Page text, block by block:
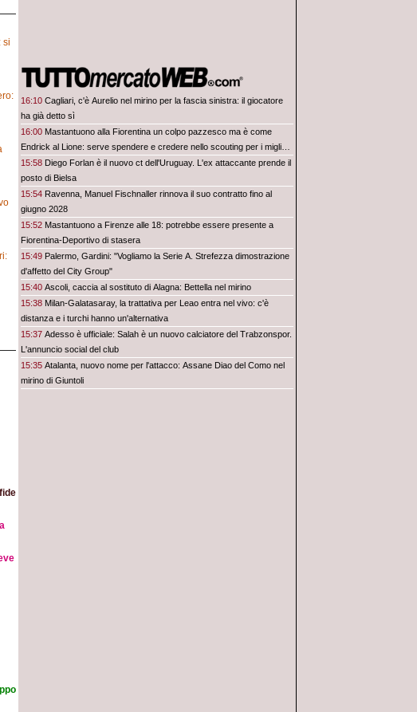
si
16:10 Cagliari, c'è Aurelio nel mirino per la fascia sinistra: il giocatore
ha già detto sì
16:00 Mastantuono alla Fiorentina un colpo pazzesco ma è come
Endrick al Lione: serve spendere e credere nello scouting per i migliori
talenti. Giovani italiani: attenzione perché qualcosa sta cambiando
davvero
15:58 Diego Forlan è il nuovo ct dell'Uruguay. L'ex attaccante prende il
posto di Bielsa
15:54 Ravenna, Manuel Fischnaller rinnova il suo contratto fino al
giugno 2028
15:52 Mastantuono a Firenze alle 18: potrebbe essere presente a
Fiorentina-Deportivo di stasera
15:49 Palermo, Gardini: "Vogliamo la Serie A. Strefezza dimostrazione
d'affetto del City Group"
15:40 Ascoli, caccia al sostituto di Alagna: Bettella nel mirino
15:38 Milan-Galatasaray, la trattativa per Leao entra nel vivo: c'è
distanza e i turchi hanno un'alternativa
15:37 Adesso è ufficiale: Salah è un nuovo calciatore del Trabzonspor.
L'annuncio social del club
15:35 Atalanta, nuovo nome per l'attacco: Assane Diao del Como nel
mirino di Giuntoli